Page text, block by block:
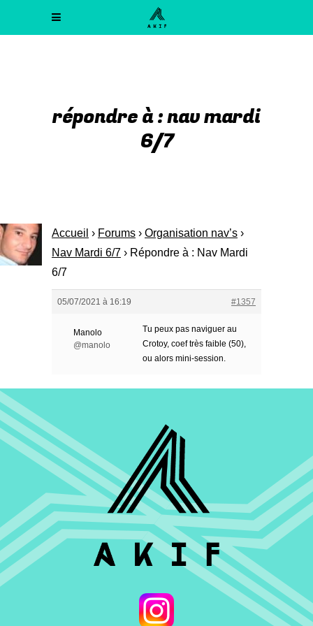
répondre à : nav mardi
6/7
Accueil › Forums › Organisation nav’s ›
Nav Mardi 6/7 › Répondre à : Nav Mardi
6/7
05/07/2021 à 16:19 #1357
Manolo
@manolo
Tu peux pas naviguer au
Crotoy, coef très faible (50),
ou alors mini-session.